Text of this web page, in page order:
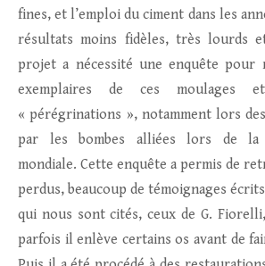
fines, et l’emploi du ciment dans les
résultats moins fidèles, très lourds
projet a nécessité une enquête
exemplaires de ces moulages
« pérégrinations », notamment lors
par les bombes alliées lors de la
mondiale. Cette enquête a permis de
perdus, beaucoup de témoignages écrits
qui nous sont cités, ceux de G.
parfois il enlève certains os avant de